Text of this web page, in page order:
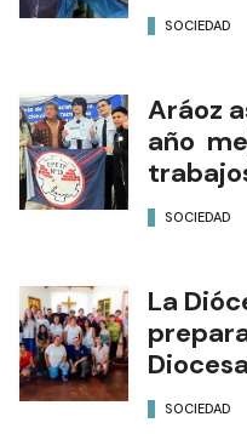
SOCIEDAD
Aráoz
año
SOCIEDAD
La
SOCIEDAD